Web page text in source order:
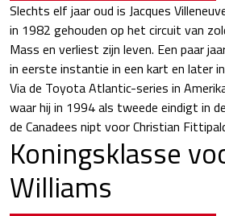
Slechts elf jaar oud is Jacques
in 1982 gehouden op het circuit van
Mass en verliest zijn leven. Een paar
in eerste instantie in een kart en later
Via de Toyota Atlantic-series in
waar hij in 1994 als tweede eindigt in
de Canadees nipt voor Christian
Koningsklasse
Williams